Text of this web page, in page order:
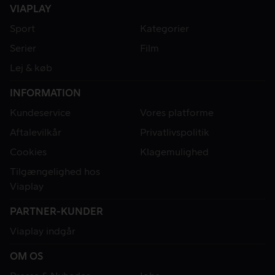
VIAPLAY
Sport
Kategorier
Serier
Film
Lej & køb
INFORMATION
Kundeservice
Vores platforme
Aftalevilkår
Privatlivspolitik
Cookies
Klagemulighed
Tilgængelighed hos
Viaplay
PARTNER-KUNDER
Viaplay indgår
OM OS